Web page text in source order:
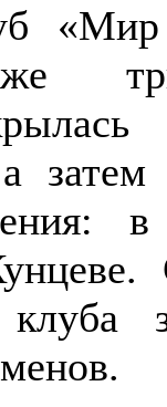
затем
в